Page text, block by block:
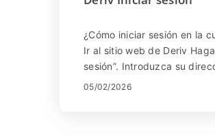
¿Cómo iniciar sesión en la
Ir al sitio web de Deriv
sesión”. Introduzca su
electrónico y contraseña. ...
05/02/2026